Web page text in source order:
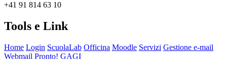
+41 91 814 63 10
Tools e Link
Home Login ScuolaLab Officina Moodle Servizi Gestione e-mail
Webmail Pronto! GAGI